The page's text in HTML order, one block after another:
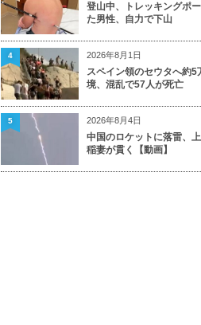
登山中、トレッキングポ
た男性、自力で下山
2026年8月1日
スペイン領のセウタへ約5
境、混乱で57人が死亡
4
2026年8月4日
中国のロケットに落雷、
稲妻が貫く【動画】
5